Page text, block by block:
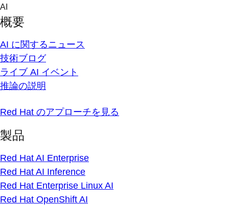
Skip
content
AI
概要
AI に関するニュース
技術ブログ
ライブ AI イベント
推論の説明
Red Hat のアプローチを見る
製品
Red Hat AI Enterprise
Red Hat AI Inference
Red Hat Enterprise Linux AI
Red Hat OpenShift AI